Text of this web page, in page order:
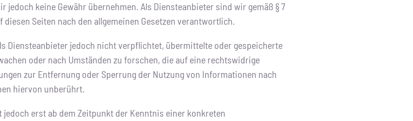
jedoch keine Gewähr übernehmen. Als Diensteanbieter sind wir gemäß § 7
diesen Seiten nach den allgemeinen Gesetzen verantwortlich.
Diensteanbieter jedoch nicht verpflichtet, übermittelte oder gespeicherte
oder nach Umständen zu forschen, die auf eine rechtswidrige
zur Entfernung oder Sperrung der Nutzung von Informationen nach
hiervon unberührt.
jedoch erst ab dem Zeitpunkt der Kenntnis einer konkreten